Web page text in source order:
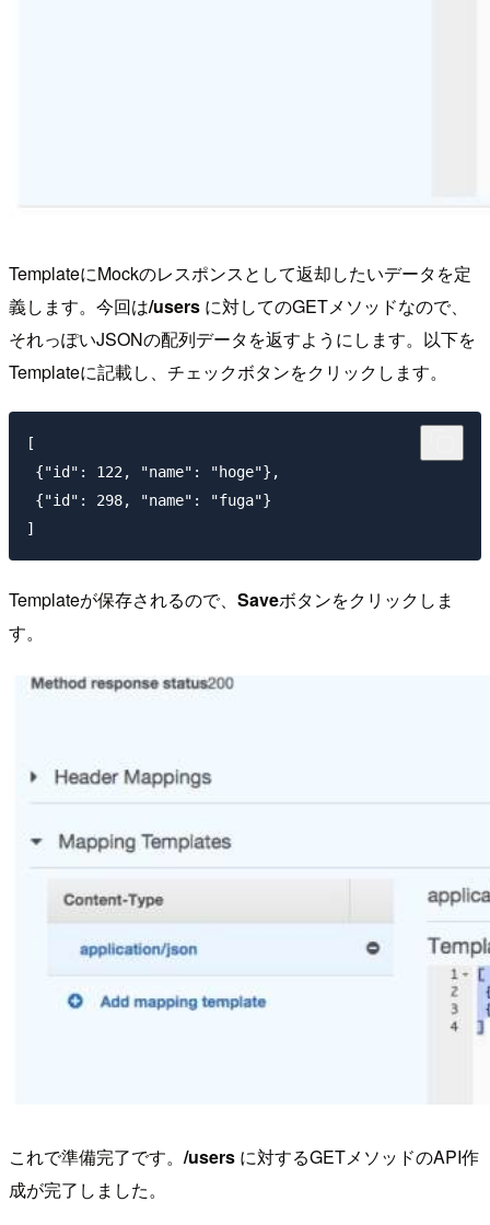
TemplateにMockのレスポンスとして返却したいデータを定
義します。今回は/users に対してのGETメソッドなので、
それっぽいJSONの配列データを返すようにします。以下を
Templateに記載し、チェックボタンをクリックします。
[
{"id": 122, "name": "hoge"},
{"id": 298, "name": "fuga"}
Templateが保存されるので、 Saveボタンをクリックしま
す。
これで準備完了です。 /users に対するGETメソッドのAPI作
成が完了しました。